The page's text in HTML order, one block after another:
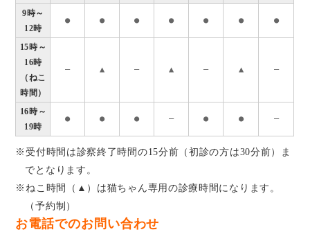
9時～
12時
● ● ● ● ● ● ●
15時～
16時
（ねこ
時間）
― ▲ ― ▲ ― ▲ ―
16時～
19時
● ● ● ― ● ● ―
※受付時間は診察終了時間の15分前（初診の方は30分前）ま
でとなります。
※ねこ時間（▲）は猫ちゃん専用の診療時間になります。
（予約制）
お電話でのお問い合わせ